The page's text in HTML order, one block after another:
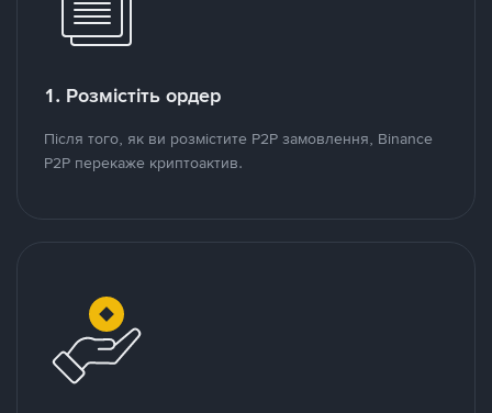
1. Розмістіть ордер
Після того, як ви розмістите P2P замовлення, Binance
P2P перекаже криптоактив.